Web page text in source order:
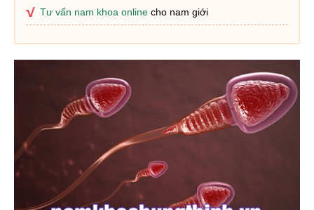
Tư vấn nam khoa online cho nam giới